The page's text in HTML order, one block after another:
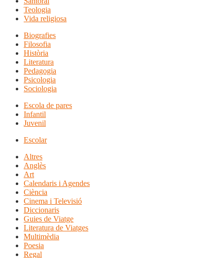
Teologia
Vida religiosa
Biografies
Filosofia
Història
Literatura
Pedagogia
Psicologia
Sociologia
Escola de pares
Infantil
Juvenil
Escolar
Altres
Anglès
Art
Calendaris i Agendes
Ciència
Cinema i Televisió
Diccionaris
Guies de Viatge
Literatura de Viatges
Multimèdia
Poesia
Regal